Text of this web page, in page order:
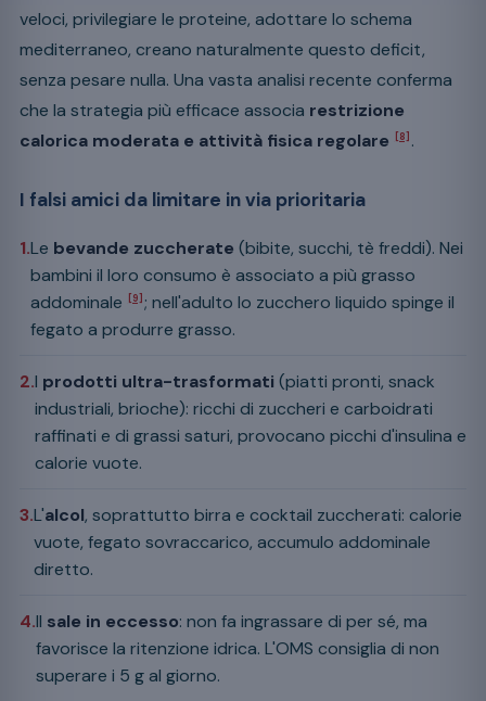
veloci, privilegiare le proteine, adottare lo schema
mediterraneo, creano naturalmente questo deficit,
senza pesare nulla. Una vasta analisi recente conferma
che la strategia più efficace associa restrizione
calorica moderata e attività fisica regolare
[8] .
I falsi amici da limitare in via prioritaria
1.Le bevande zuccherate (bibite, succhi, tè freddi). Nei
bambini il loro consumo è associato a più grasso
addominale
[9] ; nell'adulto lo zucchero liquido spinge il
fegato a produrre grasso.
2.I prodotti ultra-trasformati (piatti pronti, snack
industriali, brioche): ricchi di zuccheri e carboidrati
raffinati e di grassi saturi, provocano picchi d'insulina e
calorie vuote.
3.L'alcol, soprattutto birra e cocktail zuccherati: calorie
vuote, fegato sovraccarico, accumulo addominale
diretto.
4.Il sale in eccesso: non fa ingrassare di per sé, ma
favorisce la ritenzione idrica. L'OMS consiglia di non
superare i 5 g al giorno.